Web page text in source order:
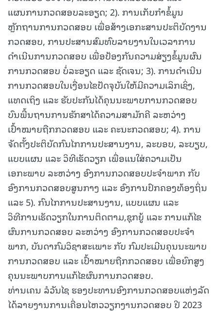
ແຜນການກວດສອບລະອຽດ; 2). ການເກັບກຳຂໍ້ມູນ
ຫຼັກຖານການກວດສອບ ເພື່ອສ້າງເອກະສານປະຕິບັດງານ
ກວດສອບ, ການປະສານສົມທົບລາຍງານໃນເວລາການ
ດຳເນີນການກວດສອບ ເພື່ອປ້ອງກັນຄວາມສ່ຽງຂໍ້ມູນຜົນ
ການກວດສອບ ບໍ່ລະອຽດ ແລະ ຊັດເຈນ; 3). ການດໍາເນີນ
ການກວດສອບໃນເງື່ອນໄຂປັດຈຸບັນໃຫ້ມີຄວາມເລິກເຊິ່ງ,
ແທດເຖິງ ແລະ ຮັບປະກັນໄດ້ຄຸນນະພາບການກວດສອບ
ບົນພື້ນຖານການຮັກສາໄດ້ຄວາມສາມັກຄີ ລະຫວ່າງ
ເປົ້າໝາຍຖືກກວດສອບ ແລະ ຄະນະກວດສອບ; 4). ການ
ຈັດຕັ້ງປະຕິບັດກົນໄກການປະສານງານ, ລະບອບ, ລະບຽບ,
ແບບແຜນ ແລະ ວິທີເຮັດວຽກ ເພື່ອແນໃສ່ຄວາມເປັນ
ເອກະພາບ ລະຫວ່າງ ອົງການກວດສອບປະຈໍາພາກ ກັບ
ອົງການກວດສອບສູນກາງ ແລະ ອົງການປົກຄອງທ້ອງຖິ່ນ
ແລະ 5). ກົນໄກການປະສານງານ, ແບບແຜນ ແລະ
ວິທີການເຮັດວຽກໃນການຕິດຕາມ,ຊຸກຍູ້ ແລະ ການແກ້ໄຂ
ຜົນການກວດສອບ ລະຫວ່າງ ອົງການກວດສອບປະຈໍາ
ພາກ, ບັນດາກົມວິຊາສະເພາະ ກັບ ກົມປະເມີນຄຸນນະພາບ
ການກວດສອບ ແລະ ເປົ້າໝາຍຖືກກວດສອບ ເພື່ອຍົກສູງ
ຄຸນນະພາບການແກ້ໄຂຜົນການກວດສອບ.
ທ່ານເຄນ ລໍວັນໄຊ ຮອງປະທານອົງການກວດສອບແຫ່ງລັດ
ໄດ້ລາຍງານການເຄື່ອນໄຫວວຽກງານກວດສອບ ປີ 2023